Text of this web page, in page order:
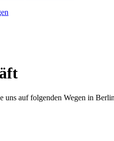
uns auf folgenden Wegen in